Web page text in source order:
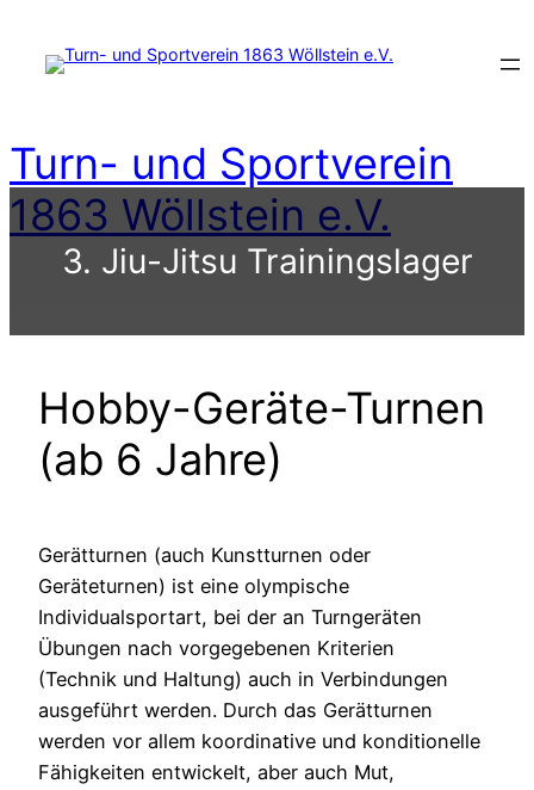
Inhalt
Turn- und Sportverein
1863 Wöllstein e.V.
3. Jiu-Jitsu Trainingslager
Hobby-Geräte-Turnen
(ab 6 Jahre)
Gerätturnen (auch Kunstturnen oder
Geräteturnen) ist eine olympische
Individualsportart, bei der an Turngeräten
Übungen nach vorgegebenen Kriterien
(Technik und Haltung) auch in Verbindungen
ausgeführt werden. Durch das Gerätturnen
werden vor allem koordinative und konditionelle
Fähigkeiten entwickelt, aber auch Mut,